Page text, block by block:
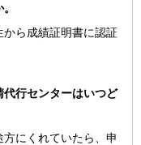
ら成績証明書に認証
代行センターはいつど
にくれていたら、申